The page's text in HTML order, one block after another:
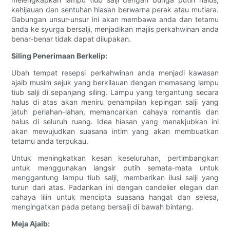
kehijauan dan sentuhan hiasan berwarna perak atau mutiara.
Gabungan unsur-unsur ini akan membawa anda dan tetamu
anda ke syurga bersalji, menjadikan majlis perkahwinan anda
benar-benar tidak dapat dilupakan.
Siling Penerimaan Berkelip:
Ubah tempat resepsi perkahwinan anda menjadi kawasan
ajaib musim sejuk yang berkilauan dengan memasang lampu
tiub salji di sepanjang siling. Lampu yang tergantung secara
halus di atas akan meniru penampilan kepingan salji yang
jatuh perlahan-lahan, memancarkan cahaya romantis dan
halus di seluruh ruang. Idea hiasan yang menakjubkan ini
akan mewujudkan suasana intim yang akan membuatkan
tetamu anda terpukau.
Untuk meningkatkan kesan keseluruhan, pertimbangkan
untuk menggunakan langsir putih semata-mata untuk
menggantung lampu tiub salji, memberikan ilusi salji yang
turun dari atas. Padankan ini dengan candelier elegan dan
cahaya lilin untuk mencipta suasana hangat dan selesa,
mengingatkan pada petang bersalji di bawah bintang.
Meja Ajaib: